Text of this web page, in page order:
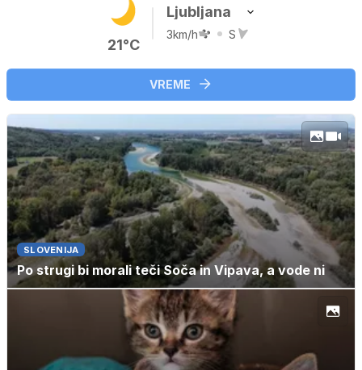
21°C
Ljubljana
3km/h S
VREME
SLOVENIJA
Po strugi bi morali teči Soča in Vipava, a vode ni